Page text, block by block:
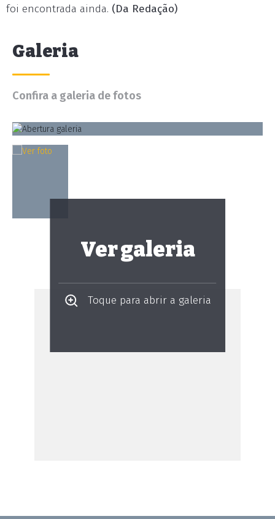
foi encontrada ainda. (Da Redação)
Galeria
Confira a galeria de fotos
Ver galeria
Toque para abrir a galeria